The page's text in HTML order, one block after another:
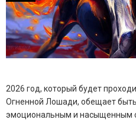
2026 год, который будет
Огненной Лошади, обещает
эмоциональным и насыщенным